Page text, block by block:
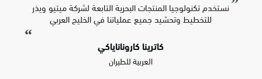
نستخدم تكنولوجيا المنتجات البحرية التابعة لشركة ميتيو ويذر
للتخطيط وتحشيد جميع عملياتنا في الخليج العربي
كاترينا كاروناناياكي
العربية للطيران